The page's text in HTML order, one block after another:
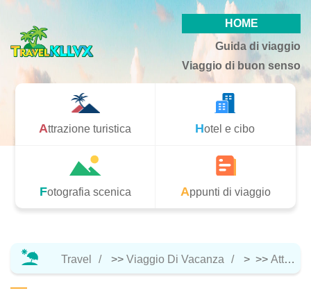
HOME
Guida di viaggio
Viaggio di buon senso
Attrazione turistica Hotel e cibo
Fotografia scenica Appunti di viaggio
Travel >> Viaggio Di Vacanza > >> Attrazione Turistica